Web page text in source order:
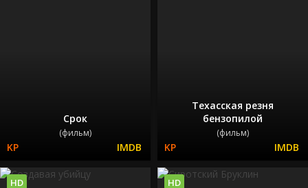
Срок
(фильм)
Техасская резня
бензопилой
(фильм)
HD HD